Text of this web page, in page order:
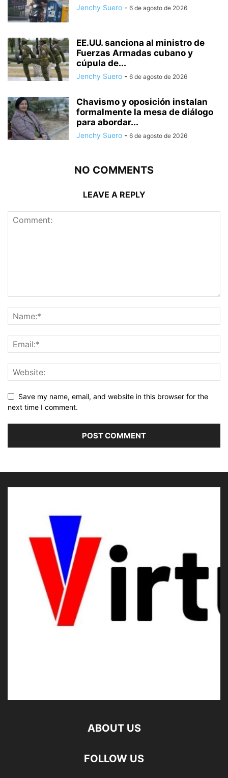
Jenchy Suero - 6 de agosto de 2026
EE.UU. sanciona al ministro de
Fuerzas Armadas cubano y
cúpula de...
Jenchy Suero - 6 de agosto de 2026
Chavismo y oposición instalan
formalmente la mesa de diálogo
para abordar...
Jenchy Suero - 6 de agosto de 2026
NO COMMENTS
LEAVE A REPLY
Save my name, email, and website in this browser for the
next time I comment.
ABOUT US
FOLLOW US